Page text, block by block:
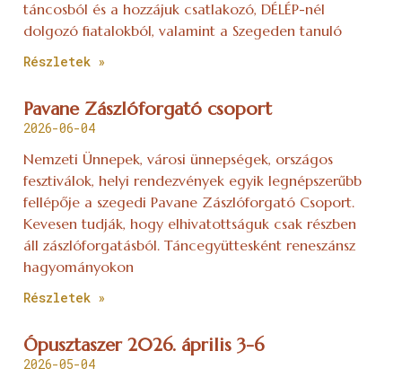
táncosból és a hozzájuk csatlakozó, DÉLÉP-nél
dolgozó fiatalokból, valamint a Szegeden tanuló
Részletek »
Pavane Zászlóforgató csoport
2026-06-04
Nemzeti Ünnepek, városi ünnepségek, országos
fesztiválok, helyi rendezvények egyik legnépszerűbb
fellépője a szegedi Pavane Zászlóforgató Csoport.
Kevesen tudják, hogy elhivatottságuk csak részben
áll zászlóforgatásból. Táncegyüttesként reneszánsz
hagyományokon
Részletek »
Ópusztaszer 2026. április 3-6
2026-05-04